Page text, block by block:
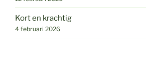
Kort en krachtig
4 februari 2026